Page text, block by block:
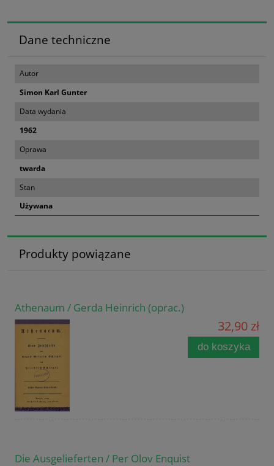
Dane techniczne
Autor
Simon Karl Gunter
Data wydania
1962
Oprawa
twarda
Stan
Używana
Produkty powiązane
Athenaum / Gerda Heinrich (oprac.)
32,90 zł
do koszyka
Die Ausgelieferten / Per Olov Enquist